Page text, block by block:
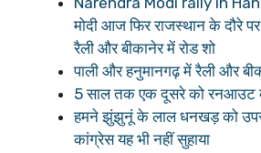
मोदी आज फिर राजस्थान के दौरे
रैली और बीकानेर में रोड शो
पाली और हनुमानगढ़ में रैली और
5 साल तक एक दूसरे को रनआउट
हमने झुंझुनूं के लाल धनखड़ को
कांग्रेस यह भी नहीं सुहाया